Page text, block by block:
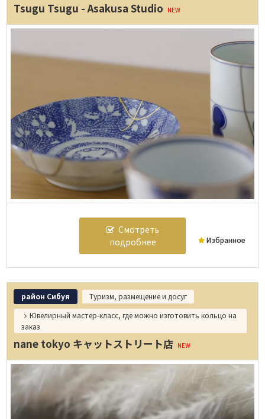
Избранное
Tsugu Tsugu - Asakusa Studio NEW
Смотреть
подробнее
район Сибуя
Туризм, размещение и досуг
Ювелирный мастер-класс, где можно изготовить кольцо на
заказ
nane tokyo キャットストリート店 NEW